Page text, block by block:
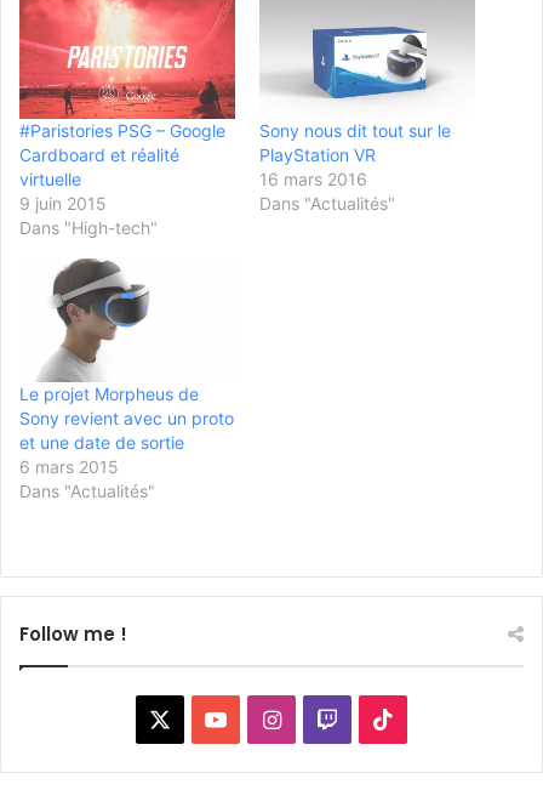
#Paristories PSG – Google
Cardboard et réalité
virtuelle
9 juin 2015
Dans "High-tech"
Sony nous dit tout sur le
PlayStation VR
16 mars 2016
Dans "Actualités"
Le projet Morpheus de
Sony revient avec un proto
et une date de sortie
6 mars 2015
Dans "Actualités"
Follow me !
YouTubeInstagram
Twitch